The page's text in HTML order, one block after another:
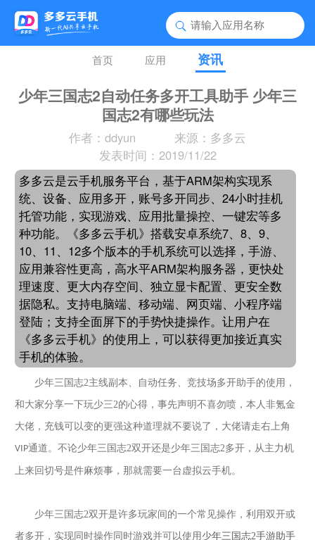
首页 应用 资讯
少年三国志2自动任务多开工具助手 少年三
国志2有哪些玩法
作者：ddyun
来源：多多云
发表时间：2019/11/22
多多云是云手机服务平台，基于ARM架构实现系
统、设备、应用多开，账号多开同步、24小时挂机
托管功能，实现游戏、应用批量操控、一键宏等多
种功能。《多多云手机》搭载安卓系统7、8、9、
10、11、12多个版本的手机系统可以选择，手游、
应用兼容性更高，高水平ARM架构服务器，更快处
理速度、更大内存空间、独立显卡配置、更安全数
据隐私。支持电脑端、移动端、网页端、小程序端
登陆；支持全面屏下的手势快捷操作。让用户在
《多多云手机》的使用上，可以获得更加接近真实
手机的体验。
少年三国志2主线副本、自动任务、竞技场多开助手的使用，
和大家分享一下玩少三2的心得，事先声明不喜勿喷，本人非氪金
大佬，充钱可以变的更强这种道理就不要说了，大佬请走右上角
VIP通道。不论少年三国志2双开还是少年三国志2多开，从主力机
上来回切号是件麻烦事，那就需要一台虚拟云手机。
少年三国志2双开是许多玩家间的一个常见操作，利用双开或
者多开，实现同时操作同时游戏并可以使用 少年三国志2手游助手